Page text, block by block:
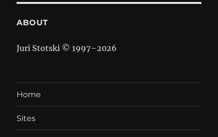
ABOUT
Juri Stotski © 1997–2026
Home
Sites